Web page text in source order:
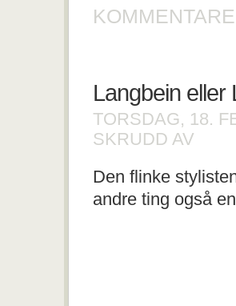
Langbein eller
TORSDAG, 18.
SKRUDD AV
I
JAN
Den flinke
andre ting også